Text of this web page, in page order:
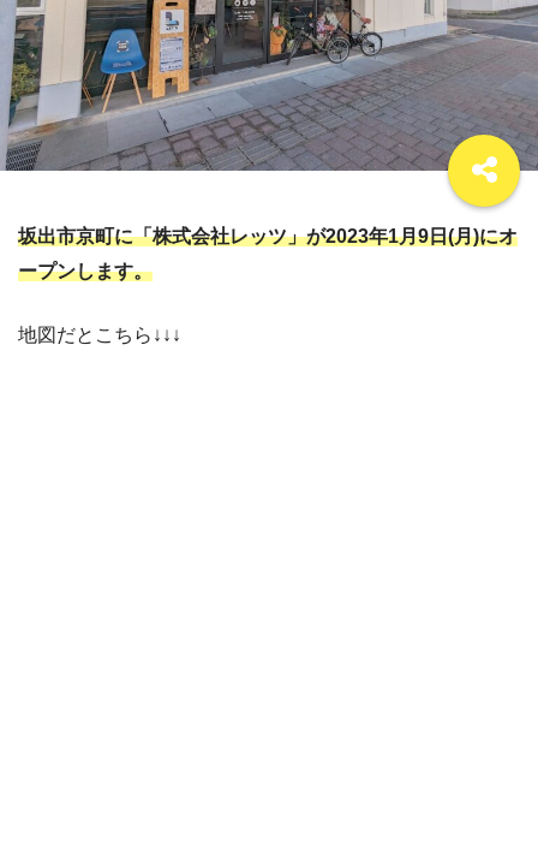
坂出市京町に「株式会社レッツ」が2023年1月9日(月)にオ
ープンします。
地図だとこちら↓↓↓